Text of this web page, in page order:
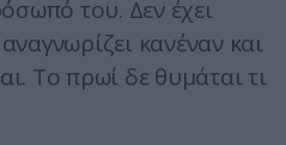
του. Δεν έχει
κανέναν και
Το πρωί δε θυμάται τι